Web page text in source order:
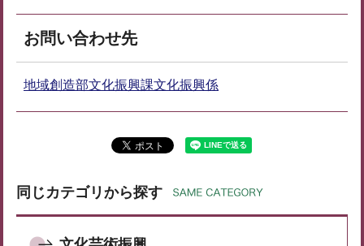
お問い合わせ先
地域創造部文化振興課文化振興係
同じカテゴリから探す